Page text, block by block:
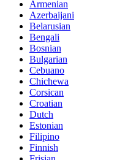
Armenian
Azerbaijani
Belarusian
Bengali
Bosnian
Bulgarian
Cebuano
Chichewa
Corsican
Croatian
Dutch
Estonian
Filipino
Finnish